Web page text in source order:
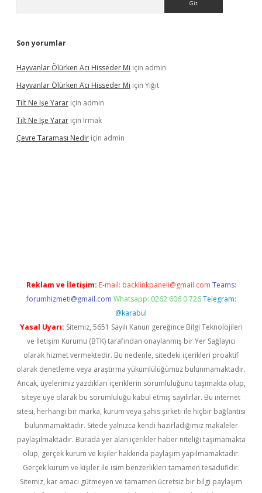
Son yorumlar
Hayvanlar Ölürken Acı Hisseder Mi için admin
Hayvanlar Ölürken Acı Hisseder Mi için Yiğit
Tilt Ne Işe Yarar için admin
Tilt Ne Işe Yarar için Irmak
Çevre Taraması Nedir için admin
Reklam ve İletişim: E-mail: backlinkpaneli@gmail.com Teams:
forumhizmeti@gmail.com Whatsapp: 0262 606 0 726 Telegram:
@karabul
Yasal Uyarı: Sitemiz, 5651 Sayılı Kanun gereğince Bilgi Teknolojileri
ve İletişim Kurumu (BTK) tarafından onaylanmış bir Yer Sağlayıcı
olarak hizmet vermektedir. Bu nedenle, sitedeki içerikleri proaktif
olarak denetleme veya araştırma yükümlülüğümüz bulunmamaktadır.
Ancak, üyelerimiz yazdıkları içeriklerin sorumluluğunu taşımakta olup,
siteye üye olarak bu sorumluluğu kabul etmiş sayılırlar. Bu internet
sitesi, herhangi bir marka, kurum veya şahıs şirketi ile hiçbir bağlantısı
bulunmamaktadır. Sitede yalnızca kendi hazırladığımız makaleler
paylaşılmaktadır. Burada yer alan içerikler haber niteliği taşımamakta
olup, gerçek kurum ve kişiler hakkında paylaşım yapılmamaktadır.
Gerçek kurum ve kişiler ile isim benzerlikleri tamamen tesadüfidir.
Sitemiz, kar amacı gütmeyen ve tamamen ücretsiz bir bilgi paylaşım